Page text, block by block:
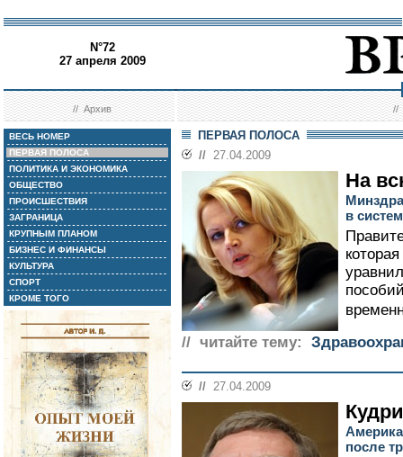
N°72
27 апреля 2009
//Архив //
ВЕСЬ НОМЕР
ПЕРВАЯ ПОЛОСА
ПОЛИТИКА И ЭКОНОМИКА
ОБЩЕСТВО
ПРОИСШЕСТВИЯ
ЗАГРАНИЦА
КРУПНЫМ ПЛАНОМ
БИЗНЕС И ФИНАНСЫ
КУЛЬТУРА
СПОРТ
КРОМЕ ТОГО
ПЕРВАЯ ПОЛОСА
// 27.04.2009
На
в
// читайте тему:
// 27.04.2009
после